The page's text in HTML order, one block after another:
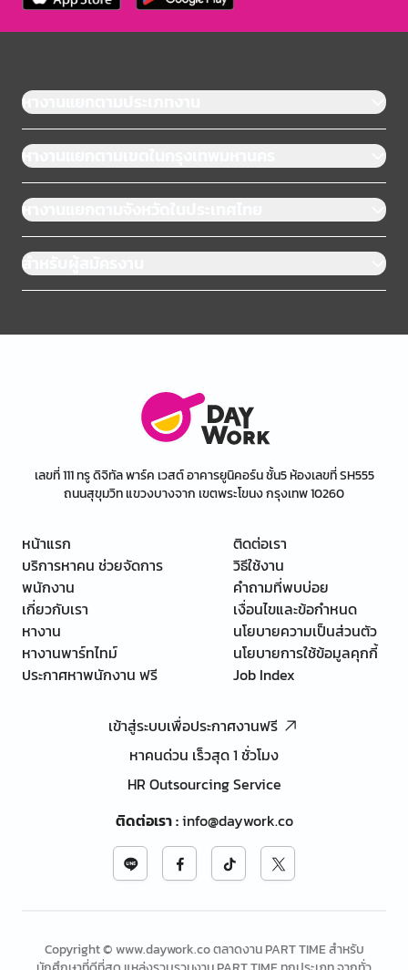
หางานแยกตามประเภทงาน
หางานแยกตามเขตในกรุงเทพมหานคร
หางานแยกตามจังหวัดในประเทศไทย
สำหรับผู้สมัครงาน
เลขที่ 111 ทรู ดิจิทัล พาร์ค เวสต์ อาคารยูนิคอร์น ชั้น5 ห้องเลขที่ SH555
ถนนสุขุมวิท แขวงบางจาก เขตพระโขนง กรุงเทพ 10260
หน้าแรก
บริการหาคน ช่วยจัดการ
พนักงาน
เกี่ยวกับเรา
หางาน
หางานพาร์ทไทม์
ประกาศหาพนักงาน ฟรี
ติดต่อเรา
วิธีใช้งาน
คำถามที่พบบ่อย
เงื่อนไขและข้อกำหนด
นโยบายความเป็นส่วนตัว
นโยบายการใช้ข้อมูลคุกกี้
Job Index
เข้าสู่ระบบเพื่อประกาศงานฟรี
หาคนด่วน เร็วสุด 1 ชั่วโมง
HR Outsourcing Service
ติดต่อเรา:info@daywork.co
Copyright © www.daywork.co ตลาดงาน PART TIME สำหรับ